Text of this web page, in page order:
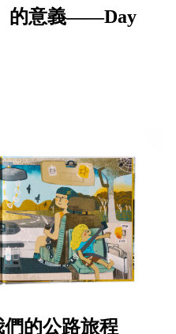
的意義——Day
的公路旅程